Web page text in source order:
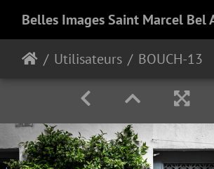
Belles Images Saint Marcel Bel
Utilisateurs BOUCH-13